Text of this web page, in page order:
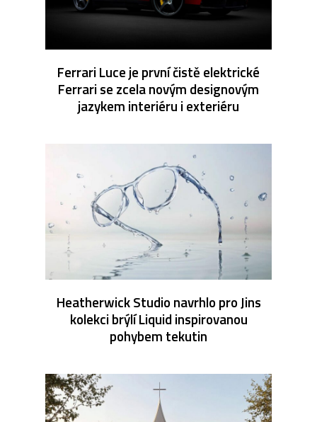
Ferrari Luce je první čistě elektrické
Ferrari se zcela novým designovým
jazykem interiéru i exteriéru
Heatherwick Studio navrhlo pro Jins
kolekci brýlí Liquid inspirovanou
pohybem tekutin